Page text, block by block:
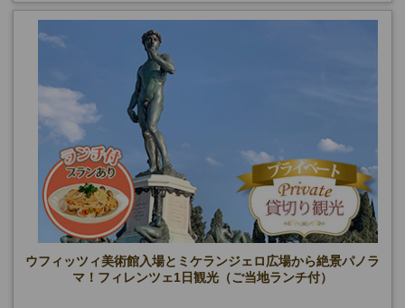
ウフィッツィ美術館入場とミケランジェロ広場から絶景パノラ
マ！フィレンツェ1日観光（ご当地ランチ付）